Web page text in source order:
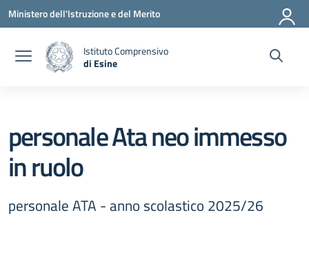
Vai ai contenuti
Vai al menu di navigazione
Vai al footer
Ministero dell'Istruzione e del Merito
Istituto Comprensivo
di Esine
personale Ata neo immesso
in ruolo
personale ATA - anno scolastico 2025/26